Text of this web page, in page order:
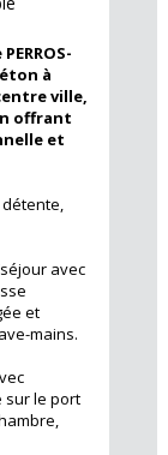
à
ville,
offrant
et
avec
et
mains.
sur le port